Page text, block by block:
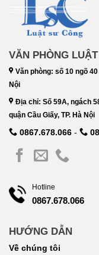
VĂN PHÒNG
Văn phòng: số 10 ngõ
Nội
Địa chỉ: Số 59A, ngách
quận Cầu Giấy, TP. Hà Nội
0867.678.066 -
Hotline
0867.678.066
HƯỚNG DẪN
Về chúng tôi